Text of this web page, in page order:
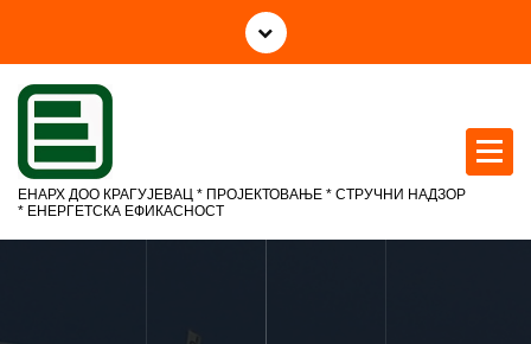
о
а
ЕНАРХ ДОО КРАГУЈЕВАЦ * ПРОЈЕКТОВАЊЕ * СТРУЧНИ НАДЗОР
* ЕНЕРГЕТСКА ЕФИКАСНОСТ